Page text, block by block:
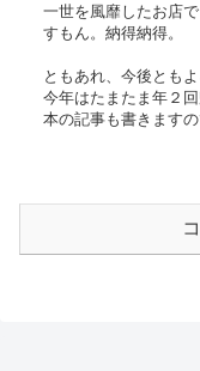
一世を風靡したお店
すもん。納得納得。
ともあれ、今後とも
今年はたまたま年２
本の記事も書きますの